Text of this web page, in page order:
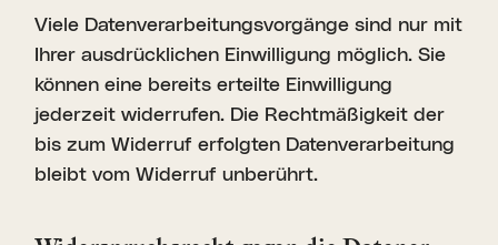
Viele Datenverarbeitungsvorgänge sind nur mit
Ihrer ausdrücklichen Einwilligung möglich. Sie
können eine bereits erteilte Einwilligung
jederzeit widerrufen. Die Rechtmäßigkeit der
bis zum Widerruf erfolgten Datenverarbeitung
bleibt vom Widerruf unberührt.